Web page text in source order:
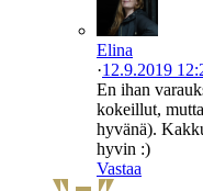
Elina
·12.9.2019
En ihan
kokeillut,
hyvänä).
hyvin :)
Vastaa